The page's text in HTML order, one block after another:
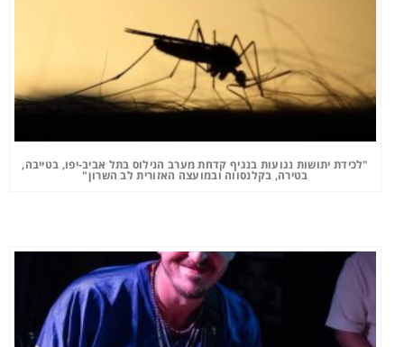
"לכידת יתושות נגועות בנגיף קדחת מערב הנילוס בתל אביב-יפו, בטייבה,
בטירה, בקלנסווה ובמועצה האזורית לב השרון"